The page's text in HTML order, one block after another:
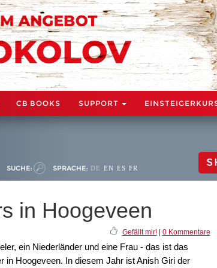
CB BOOKS SUPPORT
SUCHE: SPRACHE: DE EN ES FR
in Hoogeveen
Gefällt mir!| 0 Kommentare
ein Niederländer und eine Frau - das ist das
in Hoogeveen. In diesem Jahr ist Anish Giri der